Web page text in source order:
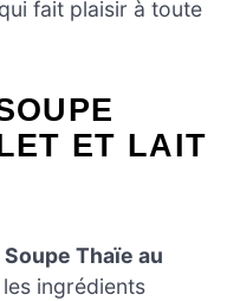
fait plaisir à toute
ET LAIT
Soupe Thaïe au
ingrédients